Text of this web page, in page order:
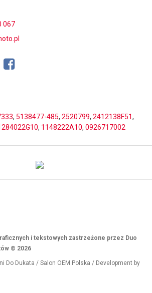
067
, 5138477-485, 2520799, 2412138F51,
, 1148222A10, 0926717002
i tekstowych zastrzeżone przez Duo
© 2026
Do Dukata / Salon OEM Polska / Development by